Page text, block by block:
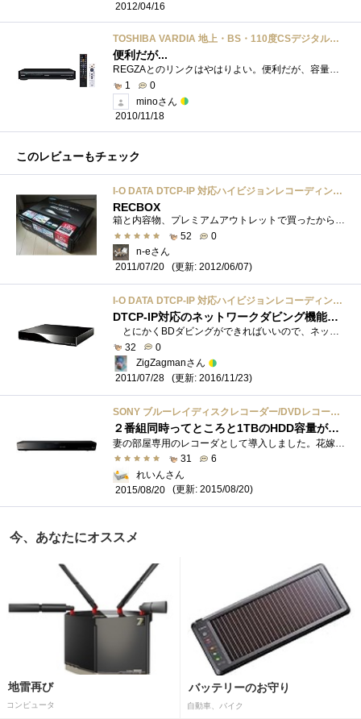
2012/04/16
TOSHIBA VARDIA 地上・BS・110度CSデジタルチューナー搭載ハイビジョンレコーダー HDD 320GB RD-S304K
便利だが...
REGZAとのリンクはやはりよい。便利だが、容量が少ないのが問題。簡単リモコンは使いにくい。普通のリモコンは大きすぎる。難しい問題。ネット...
1
0
minoさん
2010/11/18
このレビューもチェック
I-O DATA DTCP-IP 対応ハイビジョンレコーディングハードディスク「RECBOX」1.0TBモデル HVL-AV1.0
RECBOX
箱と内容物、プレミアムアウトレットで買ったからか、パッケージがちょっと古い感じがします。購入理由はスカパー！HDの録画ですが、節電でサ...
52
0
n-eさん
2011/07/20
(更新: 2012/06/07)
I-O DATA DTCP-IP 対応ハイビジョンレコーディングハードディスク「RECBOX」1.0TBモデル HVL-AV1.0
DTCP-IP対応のネットワークダビング機能で地デジ録画番組の保存とBDへのダビングができて、重宝する一品
32
0
ZigZagmanさん
2011/07/28
(更新: 2016/11/23)
SONY ブルーレイディスクレコーダー/DVDレコーダー 1TB BDZ-EW1100
２番組同時ってところと1TBのHDD容量がポイント
31
6
れいんさん
2015/08/20
(更新: 2015/08/20)
今、あなたにオススメ
地雷再び
コンピュータ
バッテリーのお守り
自動車、バイク